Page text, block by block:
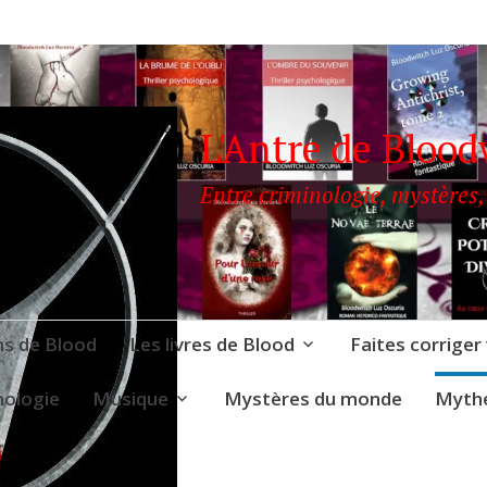
L'Antre de
Entre criminologie,
de Blood Les livres de Blood Faites
Musique Mystères du monde